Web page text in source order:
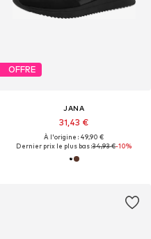
OFFRE
JANA
31,43 €
À l'origine : 49,90 €
Dernier prix le plus bas :34,93 €-10%